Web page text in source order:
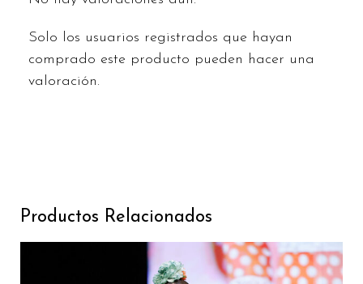
Solo los usuarios registrados que hayan
comprado este producto pueden hacer una
valoración.
Productos Relacionados